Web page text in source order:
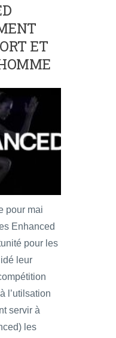
ET
pour mai
Enhanced
pour les
leur
l’utilsation
servir à
les